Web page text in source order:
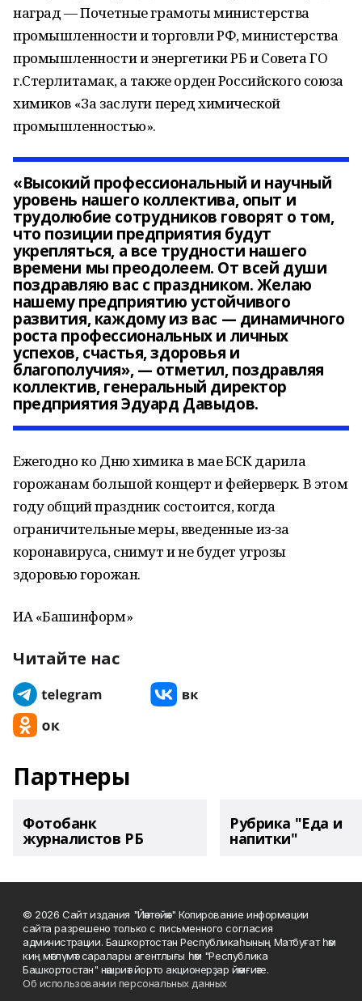
наград — Почетные грамоты министерства
промышленности и торговли РФ, министерства
промышленности и энергетики РБ и Совета ГО
г.Стерлитамак, а также орден Российского союза
химиков «За заслуги перед химической
промышленностью».
«Высокий профессиональный и научный
уровень нашего коллектива, опыт и
трудолюбие сотрудников говорят о том,
что позиции предприятия будут
укрепляться, а все трудности нашего
времени мы преодолеем. От всей души
поздравляю вас с праздником. Желаю
нашему предприятию устойчивого
развития, каждому из вас — динамичного
роста профессиональных и личных
успехов, счастья, здоровья и
благополучия», — отметил, поздравляя
коллектив, генеральный директор
предприятия Эдуард Давыдов.
Ежегодно ко Дню химика в мае БСК дарила
горожанам большой концерт и фейерверк. В этом
году общий праздник состоится, когда
ограничительные меры, введенные из-за
коронавируса, снимут и не будет угрозы
здоровью горожан.
ИА «Башинформ»
Читайте нас
Партнеры
Фотобанк
журналистов РБ
Рубрика "Еда и
напитки"
© 2026 Сайт издания "Йәнтөйәк" Копирование информации
сайта разрешено только с письменного согласия
администрации. Башҡортостан Республикаһының Матбуғат һәм
киң мәғлүмәт саралары агентлығы һәм "Республика
Башкортостан" нәшриәт йорто акционерҙар йәмғиәте.
Об использовании персональных данных